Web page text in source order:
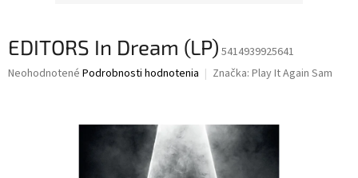
EDITORS In Dream (LP) 5414939925641
Priemerné
Neohodnotené Podrobnosti hodnotenia Značka: Play It Again Sam